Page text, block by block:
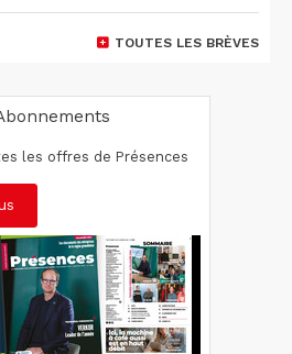
TOUTES LES BRÈVES
les offres de Présences